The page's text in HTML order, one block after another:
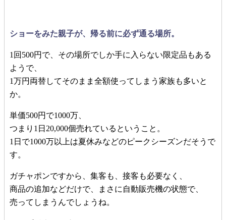
ショーをみた親子が、帰る前に必ず通る場所。
1回500円で、その場所でしか手に入らない限定品もある
ようで、
1万円両替してそのまま全額使ってしまう家族も多いと
か。
単価500円で1000万、
つまり1日20,000個売れているということ。
1日で1000万以上は夏休みなどのピークシーズンだそうで
す。
ガチャポンですから、集客も、接客も必要なく、
商品の追加などだけで、まさに自動販売機の状態で、
売ってしまうんでしょうね。